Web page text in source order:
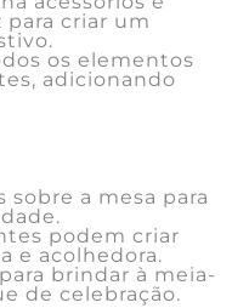
criar um
os elementos
adicionando
a mesa para
podem criar
e acolhedora.
brindar à meia-
de celebração.